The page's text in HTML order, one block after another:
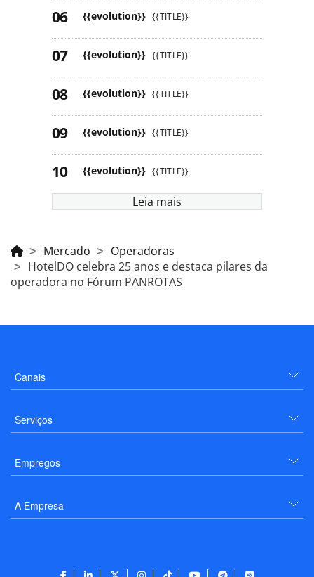
{{evolution}} {{TITLE}}
{{evolution}} {{TITLE}}
{{evolution}} {{TITLE}}
{{evolution}} {{TITLE}}
{{evolution}} {{TITLE}}
Leia mais
Mercado
Operadoras
HotelDO celebra 25 anos e destaca pilares da
operadora no Fórum PANROTAS
Canais
Serviços
Empregos
A Empresa